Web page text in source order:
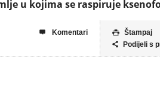
u kojima se raspiruje
 Štampaj
 Podijeli s
 Komentari